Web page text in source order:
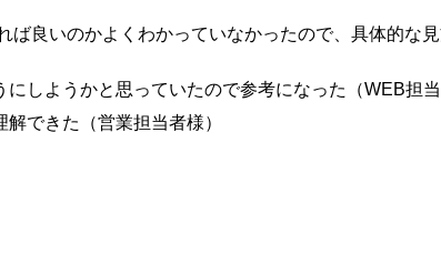
ば良いのかよくわかっていなかったので、具体的
しようかと思っていたので参考になった（WEB担当
できた（営業担当者様）